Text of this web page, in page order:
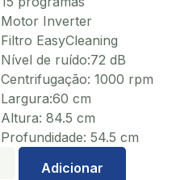
Motor Inverter
Filtro EasyCleaning
Nível de ruído:72 dB
Centrifugação: 1000 rpm
Largura:60 cm
Altura: 84.5 cm
Profundidade: 54.5 cm
Adicionar